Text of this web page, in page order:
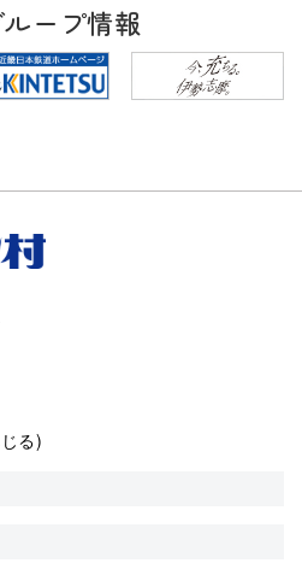
ープ情報
る)